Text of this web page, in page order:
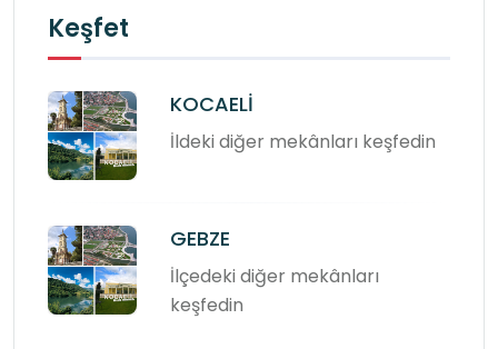
Keşfet
KOCAELİ
İldeki diğer mekânları keşfedin
GEBZE
İlçedeki diğer mekânları
keşfedin